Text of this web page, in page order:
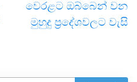
වෙරළට ඔබ්බෙන් වන
මුහුදු ප්‍රදේශවලට වැසි